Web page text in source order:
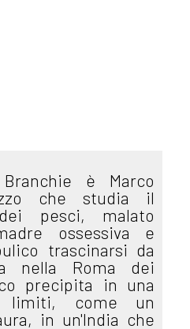
è Marco
che studia il
pesci, malato
ossessiva e
trascinarsi da
nella Roma dei
precipita in una
limiti, come un
in un'India che